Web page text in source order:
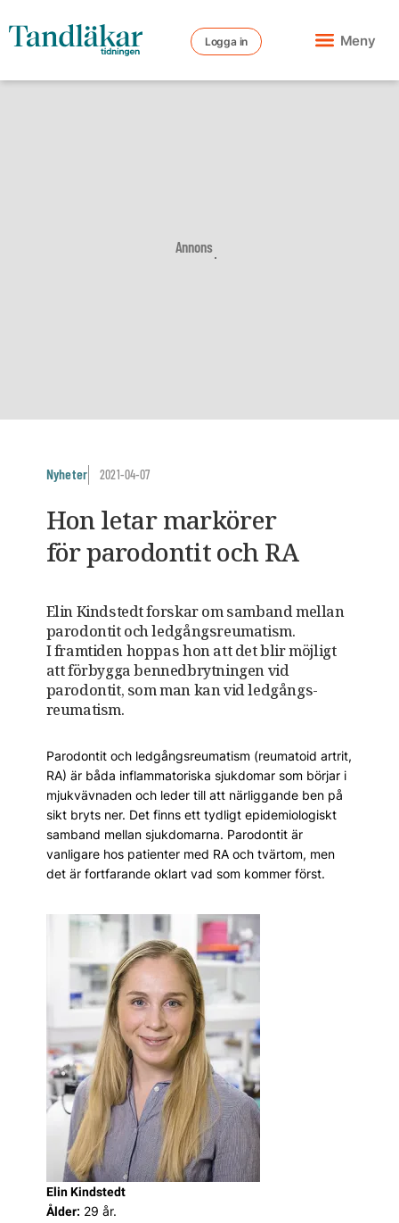
Logga in Meny
Annons
Nyheter 2021-04-07
Hon letar markörer
för parodontit och RA
Elin Kindstedt forskar om samband mellan
parodontit och ledgångsreumatism.
I framtiden hoppas hon att det blir möjligt
att förbygga bennedbrytningen vid
parodontit, som man kan vid ledgångs­
reumatism.
Parodontit och ledgångsreumatism (reumatoid artrit,
RA) är båda inflammatoriska sjukdomar som börjar i
mjukvävnaden och leder till att närliggande ben på
sikt bryts ner. Det finns ett tydligt epidemiologiskt
samband mellan sjukdomarna. Parodontit är
vanligare hos patienter med RA och tvärtom, men
det är fortfarande oklart vad som kommer först.
Elin Kindstedt
Ålder: 29 år.